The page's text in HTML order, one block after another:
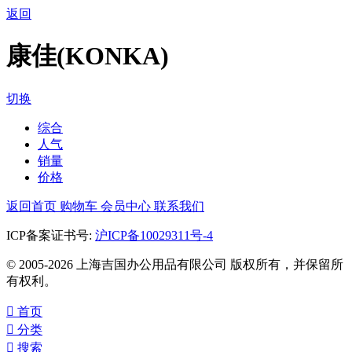
返回
康佳(KONKA)
切换
综合
人气
销量
价格
返回首页 购物车 会员中心 联系我们
ICP备案证书号: 沪ICP备10029311号-4
© 2005-2026 上海吉国办公用品有限公司 版权所有，并保留所
有权利。
 首页
 分类
 搜索